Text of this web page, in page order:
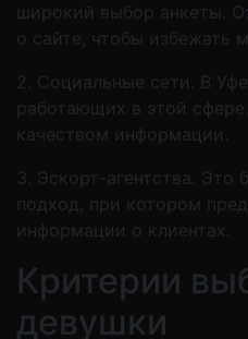
широкий выбор анкеты.
о сайте, чтобы избежать
2. Социальные сети. В
работающих в этой
качеством информации.
3. Эскорт-агентства. Это
подход, при котором
информации о клиентах.
Критерии
девушки